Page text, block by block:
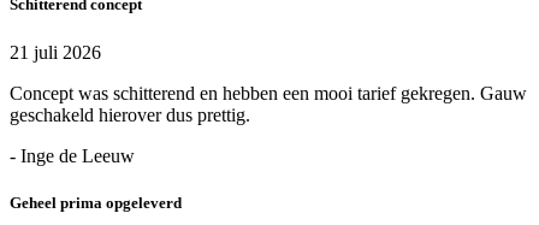
Schitterend concept
21 juli 2026
Concept was schitterend en hebben een mooi tarief gekregen. Gauw
geschakeld hierover dus prettig.
- Inge de Leeuw
Geheel prima opgeleverd